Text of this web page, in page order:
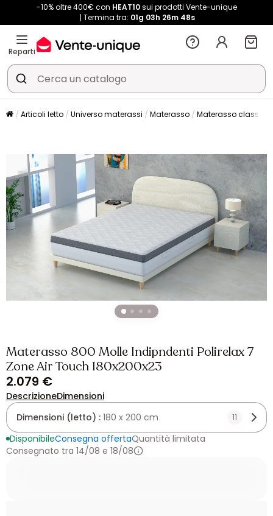
-10% oltre 400€ con HEAT10sui prodotti Vente-unique
Termina tra: 01g 03h 26m 48s
Reparti
Articoli letto Universo materassi Materasso Materasso classico
Materasso 800 Molle Indipndenti Polirelax 7
Zone Air Touch 180x200x23
2.079 €
DescrizioneDimensioni
Dimensioni (letto) : 180 x 200 cm 11
DisponibileConsegna offertaQuantità limitata
Consegnato tra 14/08 e 18/08